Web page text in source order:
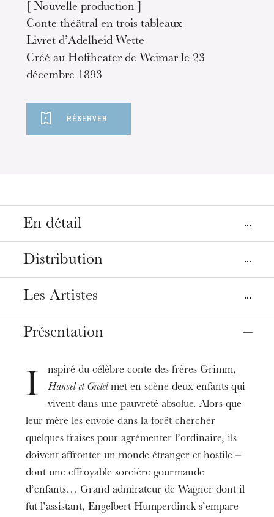
[ Nouvelle production ]
Conte théâtral en trois tableaux
Livret d’Adelheid Wette
Créé au Hoftheater de Weimar le 23
décembre 1893
RÉSERVER
En détail
Lieux
Mulhouse
La Filature
Strasbourg
09déc. 2020
Tarifs
6 - 90 €
Durée
1h45
Informations
ÂGE MINIMUM CONSEILLÉ : 10 ANS
Spectacle présenté sans entracte
Distribution
Direction musicale
Marko Letonja
Mise en scène, décors, costumes
Lumières
Gilles Gentner
Chorégraphie
Pierre-Émile Lemieux-Venne
Les Petits Chanteurs de Strasbourg -
Maîtrise de l'Opéra national du Rhin,
Orchestre philharmonique de Strasbourg
Les Artistes
Hansel
Gretel
Elisabeth Boudreault
Peter
Markus Marquardt
Gertrud
Irmgard Vilsmaier
La Sorcière
Spencer Lang
Présentation
I
nspiré du célèbre conte des frères Grimm,
Hansel et Gretelmet en scène deux enfants qui
vivent dans une pauvreté absolue. Alors que
leur mère les envoie dans la forêt chercher
quelques fraises pour agrémenter l’ordinaire, ils
doivent affronter un monde étranger et hostile –
dont une effroyable sorcière gourmande
d’enfants… Grand admirateur de Wagner dont il
fut l’assistant, Engelbert Humperdinck s’empare